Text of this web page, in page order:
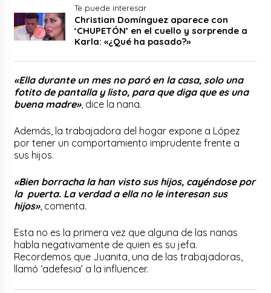
Te puede interesar
Christian Domínguez aparece con
‘CHUPETÓN’ en el cuello y sorprende a
Karla: «¿Qué ha pasado?»
«Ella durante un mes no paró en la casa, solo una
fotito de pantalla y listo, para que diga que es una
buena madre», dice la nana.
Además, la trabajadora del hogar expone a López
por tener un comportamiento imprudente frente a
sus hijos.
«Bien borracha la han visto sus hijos, cayéndose por
la puerta. La verdad a ella no le interesan sus
hijos», comenta.
Esta no es la primera vez que alguna de las nanas
habla negativamente de quien es su jefa.
Recordemos que Juanita, una de las trabajadoras,
llamó ‘adefesia’ a la influencer.